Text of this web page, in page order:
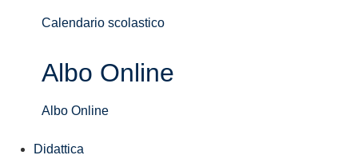
Calendario scolastico
Albo Online
Albo Online
Didattica